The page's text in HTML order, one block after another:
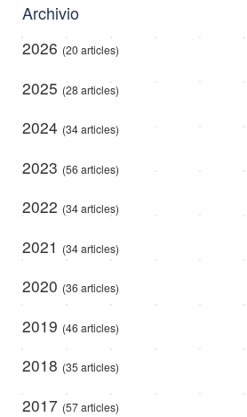
Archivio
2026 (20 articles)
2025 (28 articles)
2024 (34 articles)
2023 (56 articles)
2022 (34 articles)
2021 (34 articles)
2020 (36 articles)
2019 (46 articles)
2018 (35 articles)
2017 (57 articles)